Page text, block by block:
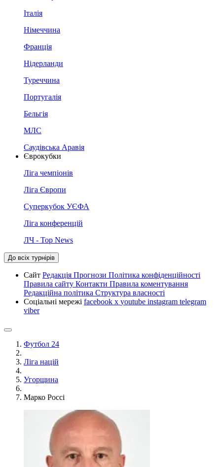
Італія
Німеччина
Франція
Нідерланди
Туреччина
Португалія
Бельгія
МЛС
Саудівська Аравія
Єврокубки
Ліга чемпіонів
Ліга Європи
Суперкубок УЄФА
Ліга конференцій
ЛЧ - Top News
До всіх турнірів
Сайт Редакція Прогнози Політика конфіденційності
Правила сайту Контакти Правила коментування
Редакційна політика Структура власності
Соціальні мережі facebook x youtube instagram telegram
viber
Футбол 24
Ліга націй
Угорщина
Марко Россі